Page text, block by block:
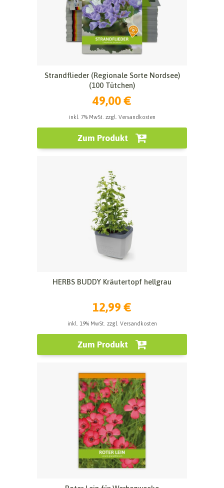
Strandflieder (Regionale Sorte Nordsee)
(100 Tütchen)
49,00 €
inkl. 7% MwSt. zzgl. Versandkosten
Zum Produkt
HERBS BUDDY Kräutertopf hellgrau
12,99 €
inkl. 19% MwSt. zzgl. Versandkosten
Zum Produkt